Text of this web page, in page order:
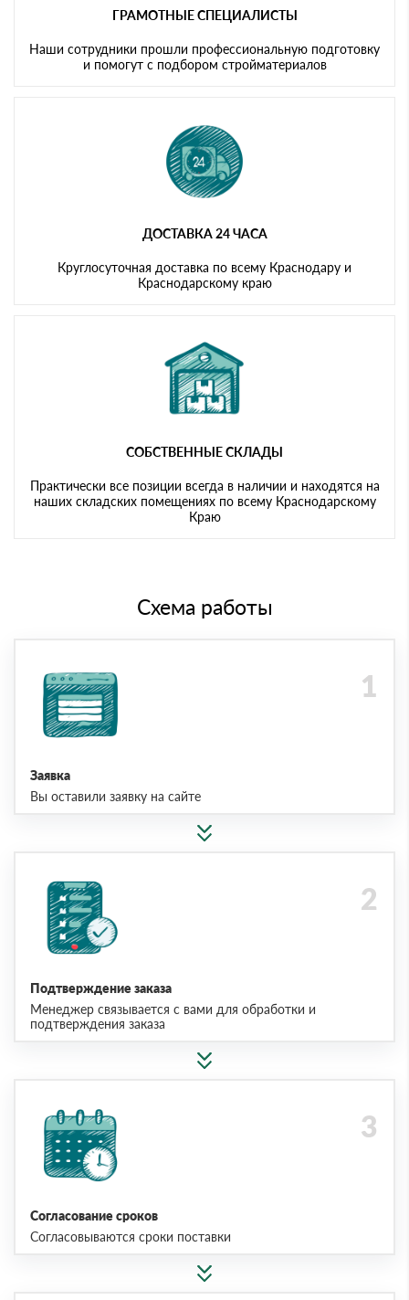
ГРАМОТНЫЕ СПЕЦИАЛИСТЫ
Наши сотрудники прошли профессиональную подготовку
и помогут с подбором стройматериалов
ДОСТАВКА 24 ЧАСА
Круглосуточная доставка по всему Краснодару и
Краснодарскому краю
СОБСТВЕННЫЕ СКЛАДЫ
Практически все позиции всегда в наличии и находятся на
наших складских помещениях по всему Краснодарскому
Краю
Схема работы
Заявка
Вы оставили заявку на сайте
Подтверждение заказа
Менеджер связывается с вами для обработки и
подтверждения заказа
Согласование сроков
Согласовываются сроки поставки